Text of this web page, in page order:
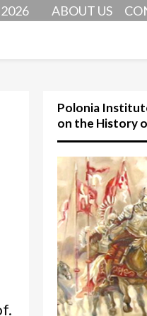
ABOUT US
Polonia
on the History